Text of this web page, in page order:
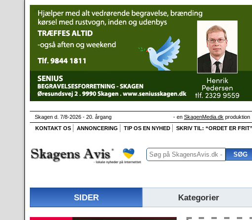
Skagen d. 7/8-2026 - 20. årgang - en SkagenMedia.dk produktion
KONTAKT OS
ANNONCERING TIP OS EN NYHED SKRIV TIL: “ORDET ER
SIDER Kategorier